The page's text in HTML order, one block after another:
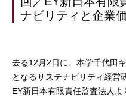
ナビリティと企業
去る12月2日に、本学千代田
となるサステナビリティ経営
EY新日本有限責任監査法人